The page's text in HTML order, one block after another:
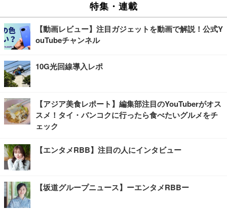
特集・連載
【動画レビュー】注目ガジェットを動画で解説！公式Y
ouTubeチャンネル
10G光回線導入レポ
【アジア美食レポート】編集部注目のYouTuberがオス
スメ！タイ・バンコクに行ったら食べたいグルメをチ
ェック
【エンタメRBB】注目の人にインタビュー
【坂道グループニュース】ーエンタメRBBー